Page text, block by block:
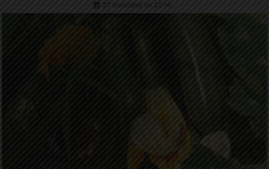
27 d'octubre de 2016